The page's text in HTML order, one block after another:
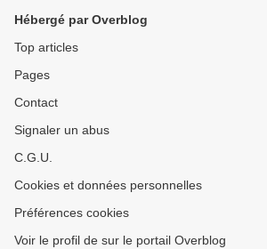
Hébergé par Overblog
Top articles
Pages
Contact
Signaler un abus
C.G.U.
Cookies et données personnelles
Préférences cookies
Voir le profil de sur le portail Overblog